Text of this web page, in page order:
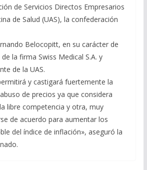
de Servicios Directos Empresarios
de Salud (UAS), la confederación
Belocopitt, en su carácter de
la firma Swiss Medical S.A. y
de la UAS.
y castigará fuertemente la
de precios ya que considera
libre competencia y otra, muy
de acuerdo para aumentar los
del índice de inflación», aseguró la